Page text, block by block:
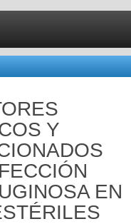
Y
EN